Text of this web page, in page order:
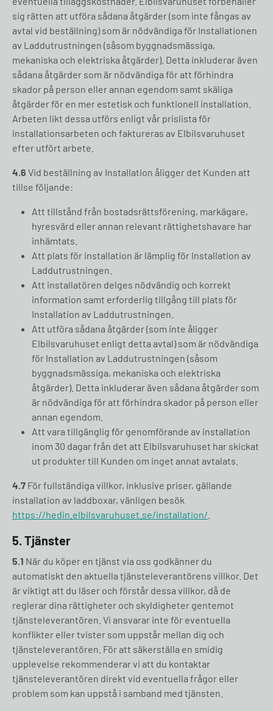
sig rätten att utföra sådana åtgärder (som inte fångas av
avtal vid beställning) som är nödvändiga för Installationen
av Laddutrustningen (såsom byggnadsmässiga,
mekaniska och elektriska åtgärder). Detta inkluderar även
sådana åtgärder som är nödvändiga för att förhindra
skador på person eller annan egendom samt skäliga
åtgärder för en mer estetisk och funktionell installation.
Arbeten likt dessa utförs enligt vår prislista för
installationsarbeten och faktureras av Elbilsvaruhuset
efter utfört arbete.
4.6 Vid beställning av Installation åligger det Kunden att
tillse följande:
Att tillstånd från bostadsrättsförening, markägare,
hyresvärd eller annan relevant rättighetshavare har
inhämtats.
Att plats för installation är lämplig för Installation av
Laddutrustningen.
Att installatören delges nödvändig och korrekt
information samt erforderlig tillgång till plats för
Installation av Laddutrustningen.
Att utföra sådana åtgärder (som inte åligger
Elbilsvaruhuset enligt detta avtal) som är nödvändiga
för Installation av Laddutrustningen (såsom
byggnadsmässiga, mekaniska och elektriska
åtgärder). Detta inkluderar även sådana åtgärder som
är nödvändiga för att förhindra skador på person eller
annan egendom.
Att vara tillgänglig för genomförande av installation
inom 30 dagar från det att Elbilsvaruhuset har skickat
ut produkter till Kunden om inget annat avtalats.
4.7 För fullständiga villkor, inklusive priser, gällande
installation av laddboxar, vänligen besök
https://hedin.elbilsvaruhuset.se/installation/
5. Tjänster
5.1 När du köper en tjänst via oss godkänner du
automatiskt den aktuella tjänsteleverantörens villkor. Det
är viktigt att du läser och förstår dessa villkor, då de
reglerar dina rättigheter och skyldigheter gentemot
tjänsteleverantören. Vi ansvarar inte för eventuella
konflikter eller tvister som uppstår mellan dig och
tjänsteleverantören. För att säkerställa en smidig
upplevelse rekommenderar vi att du kontaktar
tjänsteleverantören direkt vid eventuella frågor eller
problem som kan uppstå i samband med tjänsten.